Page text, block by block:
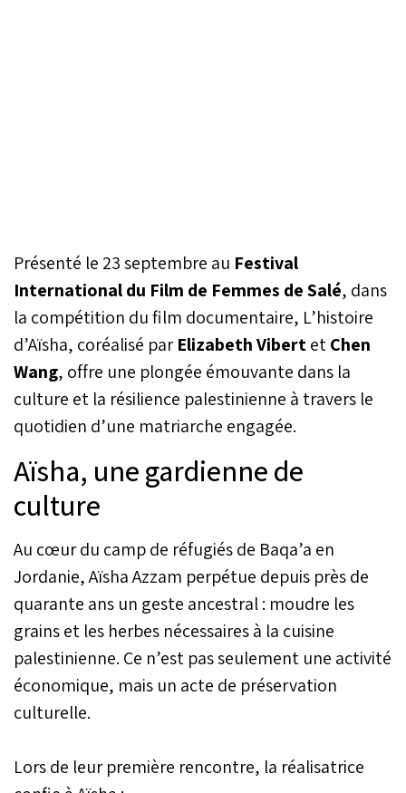
Présenté le 23 septembre au Festival
International du Film de Femmes de Salé, dans
la compétition du film documentaire, L’histoire
d’Aïsha, coréalisé parElizabeth VibertetChen
Wang, offre une plongée émouvante dans la
culture et la résilience palestinienne à travers le
quotidien d’une matriarche engagée.
Aïsha, une gardienne de
culture
Au cœur du camp de réfugiés de Baqa’a en
Jordanie, Aïsha Azzam perpétue depuis près de
quarante ans un geste ancestral : moudre les
grains et les herbes nécessaires à la cuisine
palestinienne. Ce n’est pas seulement une activité
économique, mais un acte de préservation
culturelle.
Lors de leur première rencontre, la réalisatrice